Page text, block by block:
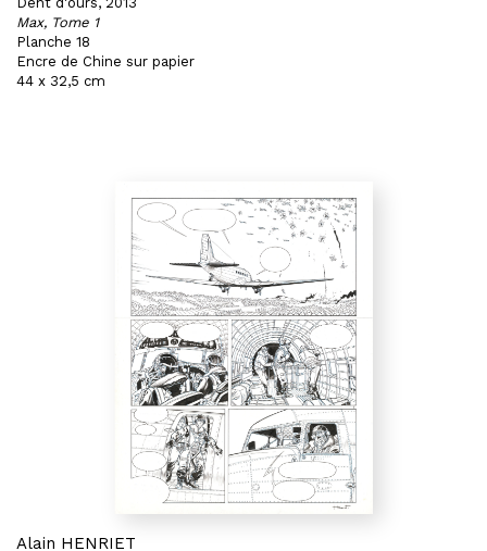
Max, Tome 1
Planche 18
Encre de Chine sur papier
44 x 32,5 cm
Alain HENRIET